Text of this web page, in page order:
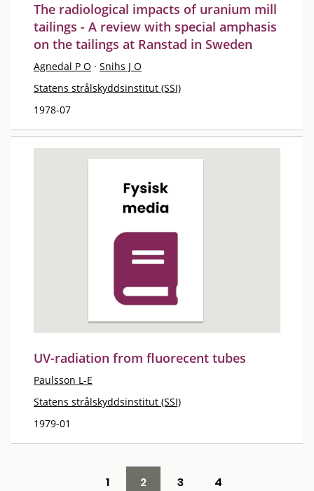
The radiological impacts of uranium mill
tailings - A review with special amphasis
on the tailings at Ranstad in Sweden
Agnedal P O · Snihs J O
Statens strålskyddsinstitut (SSI)
1978-07
UV-radiation from fluorecent tubes
Paulsson L-E
Statens strålskyddsinstitut (SSI)
1979-01
1 2 3 4